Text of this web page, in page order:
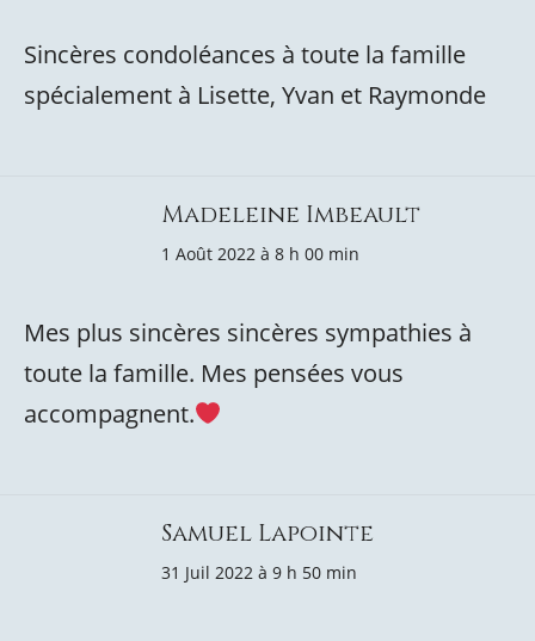
Sincères condoléances à toute la famille
spécialement à Lisette, Yvan et Raymonde
Madeleine Imbeault
1 Août 2022 à 8 h 00 min
Mes plus sincères sincères sympathies à
toute la famille. Mes pensées vous
accompagnent.
Samuel Lapointe
31 Juil 2022 à 9 h 50 min